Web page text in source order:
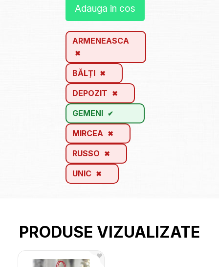
Adauga in cos
ARMENEASCA
BĂLȚI
DEPOZIT
GEMENI
MIRCEA
RUSSO
UNIC
PRODUSE VIZUALIZATE